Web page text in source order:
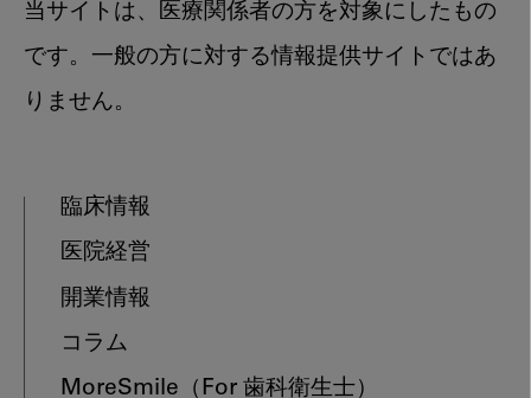
当サイトは、医療関係者の方を対象にしたもの
です。一般の方に対する情報提供サイトではあ
りません。
臨床情報
医院経営
開業情報
コラム
MoreSmile （For 歯科衛生士）